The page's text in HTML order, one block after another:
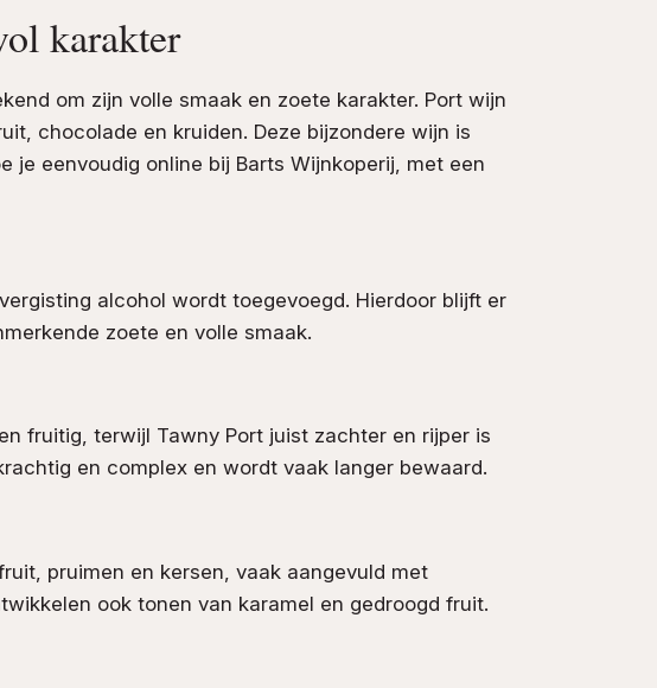
karakter
om zijn volle smaak en zoete karakter. Port wijn
chocolade en kruiden. Deze bijzondere wijn is
je eenvoudig online bij Barts Wijnkoperij, met een
alcohol wordt toegevoegd. Hierdoor blijft er
zoete en volle smaak.
fruitig, terwijl Tawny Port juist zachter en rijper is
en complex en wordt vaak langer bewaard.
pruimen en kersen, vaak aangevuld met
ook tonen van karamel en gedroogd fruit.